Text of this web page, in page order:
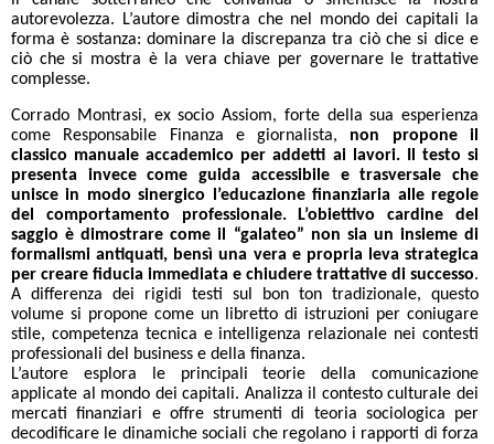
autorevolezza. L’autore dimostra che nel mondo dei capitali la
forma è sostanza: dominare la discrepanza tra ciò che si dice e
ciò che si mostra è la vera chiave per governare le trattative
complesse.
Corrado Montrasi, ex socio Assiom, forte della sua esperienza
come Responsabile Finanza e giornalista, non propone il
classico manuale accademico per addetti ai lavori. Il testo si
presenta invece come guida accessibile e trasversale che
unisce in modo sinergico l’educazione finanziaria alle regole
del comportamento professionale. L’obiettivo cardine del
saggio è dimostrare come il “galateo” non sia un insieme di
formalismi antiquati, bensì una vera e propria leva strategica
per creare fiducia immediata e chiudere trattative di successo.
A differenza dei rigidi testi sul bon ton tradizionale, questo
volume si propone come un libretto di istruzioni per coniugare
stile, competenza tecnica e intelligenza relazionale nei contesti
professionali del business e della finanza.
L’autore esplora le principali teorie della comunicazione
applicate al mondo dei capitali. Analizza il contesto culturale dei
mercati finanziari e offre strumenti di teoria sociologica per
decodificare le dinamiche sociali che regolano i rapporti di forza